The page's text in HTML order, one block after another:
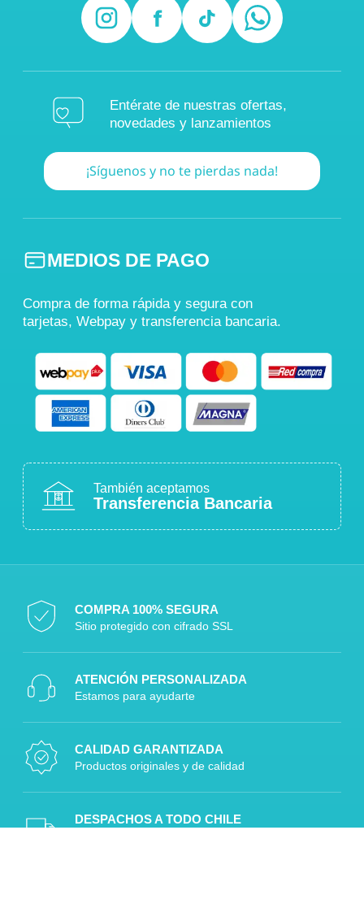
Entérate de nuestras ofertas,
novedades y lanzamientos
¡Síguenos y no te pierdas nada!
MEDIOS DE PAGO
Compra de forma rápida y segura con
tarjetas, Webpay y transferencia bancaria.
También aceptamos
Transferencia Bancaria
COMPRA 100% SEGURA
Sitio protegido con cifrado SSL
ATENCIÓN PERSONALIZADA
Estamos para ayudarte
CALIDAD GARANTIZADA
Productos originales y de calidad
DESPACHOS A TODO CHILE